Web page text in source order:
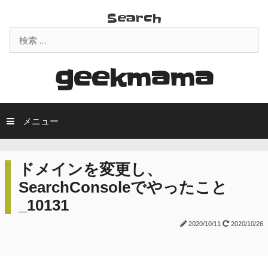
ッ
Search
索:
geekmama
メニュー
ドメインを変更し、
SearchConsoleでやったこと
_10131
2020/10/11 2020/10/26